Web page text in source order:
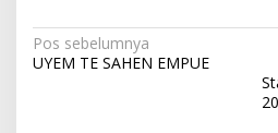
N
a
Pos sebelumnya
UYEM TE SAHEN EMPUE